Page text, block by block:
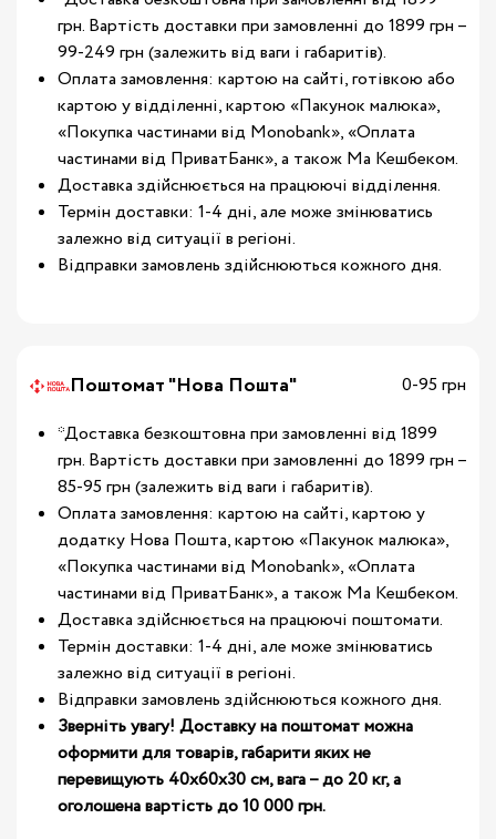
грн. Вартість доставки при замовленні до 1899 грн –
99-249 грн (залежить від ваги і габаритів).
Оплата замовлення: картою на сайті, готівкою або
картою у відділенні, картою «Пакунок малюка»,
«Покупка частинами від Monobank», «Оплата
частинами від ПриватБанк», а також Ма Кешбеком.
Доставка здійснюється на працюючі відділення.
Термін доставки: 1-4 дні, але може змінюватись
залежно від ситуації в регіоні.
Відправки замовлень здійснюються кожного дня.
Поштомат "Нова Пошта"
0-95 грн
*Доставка безкоштовна при замовленні від 1899
грн. Вартість доставки при замовленні до 1899 грн –
85-95 грн (залежить від ваги і габаритів).
Оплата замовлення: картою на сайті, картою у
додатку Нова Пошта, картою «Пакунок малюка»,
«Покупка частинами від Monobank», «Оплата
частинами від ПриватБанк», а також Ма Кешбеком.
Доставка здійснюється на працюючі поштомати.
Термін доставки: 1-4 дні, але може змінюватись
залежно від ситуації в регіоні.
Відправки замовлень здійснюються кожного дня.
Зверніть увагу! Доставку на поштомат можна
оформити для товарів, габарити яких не
перевищують 40х60х30 см, вага – до 20 кг, а
оголошена вартість до 10 000 грн.